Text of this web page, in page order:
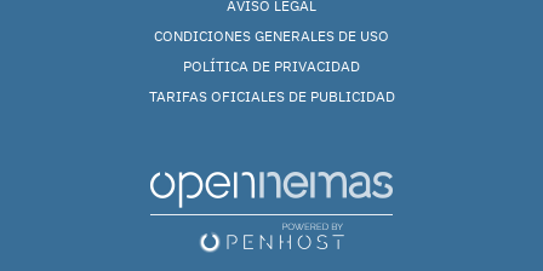
AVISO LEGAL
CONDICIONES GENERALES DE USO
POLÍTICA DE PRIVACIDAD
TARIFAS OFICIALES DE PUBLICIDAD